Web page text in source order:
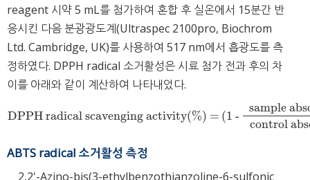
reagent 시약 5 mL를 첨가하여 혼합 후 실온에서 15분간 반
응시킨 다음 분광광도계(Ultraspec 2100pro, Biochrom
Ltd. Cambridge, UK)를 사용하여 517 nm에서 흡광도를 측
정하였다. DPPH radical 소거활성은 시료 첨가 전과 후의 차
이를 아래와 같이 계산하여 나타내었다.
DPPH radical scavenging activity(%) = (1 -
sample
control
DPPH radical scavenging activity(%) =(1 -sample absorbance
ABTS radical 소거활성 측정
2,2'-Azino-bis(3-ethylbenzothianzoline-6-sulfonic